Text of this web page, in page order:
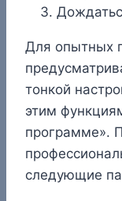
Для опытных
тонкой
этим
программе».
следующие